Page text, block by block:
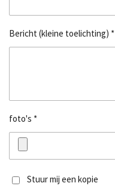
Bericht (kleine toelichting) *
foto's *
Stuur mij een kopie